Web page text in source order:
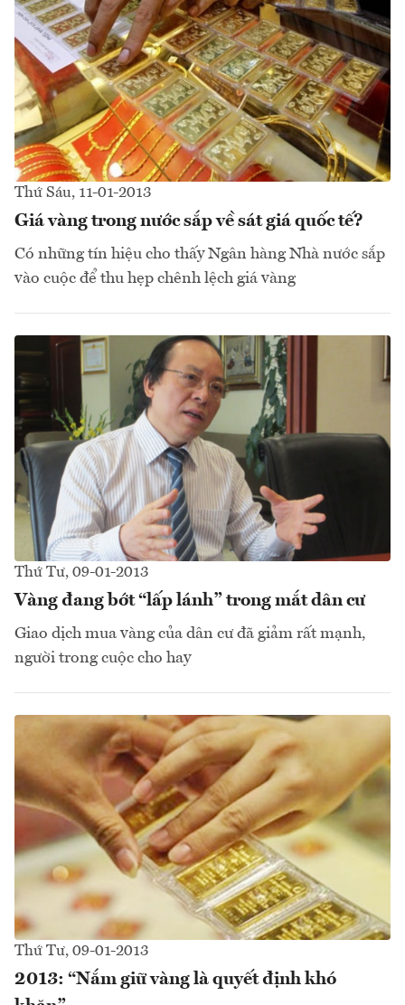
Thứ Sáu, 11-01-2013
Giá vàng trong nước sắp về sát giá quốc tế?
Có những tín hiệu cho thấy Ngân hàng Nhà nước sắp
vào cuộc để thu hẹp chênh lệch giá vàng
Thứ Tư, 09-01-2013
Vàng đang bớt “lấp lánh” trong mắt dân cư
Giao dịch mua vàng của dân cư đã giảm rất mạnh,
người trong cuộc cho hay
Thứ Tư, 09-01-2013
2013: “Nắm giữ vàng là quyết định khó